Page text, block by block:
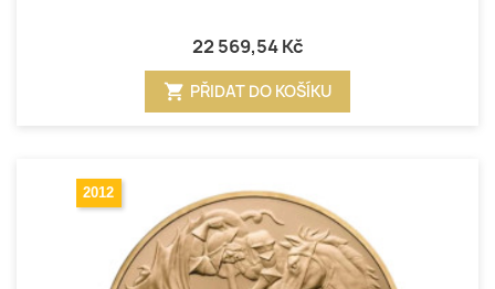
22 569,54 Kč
shopping_cart PŘIDAT DO KOŠÍKU
2012